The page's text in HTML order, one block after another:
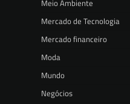
Meio Ambiente
Mercado de Tecnologia
Mercado financeiro
Moda
Mundo
Negócios